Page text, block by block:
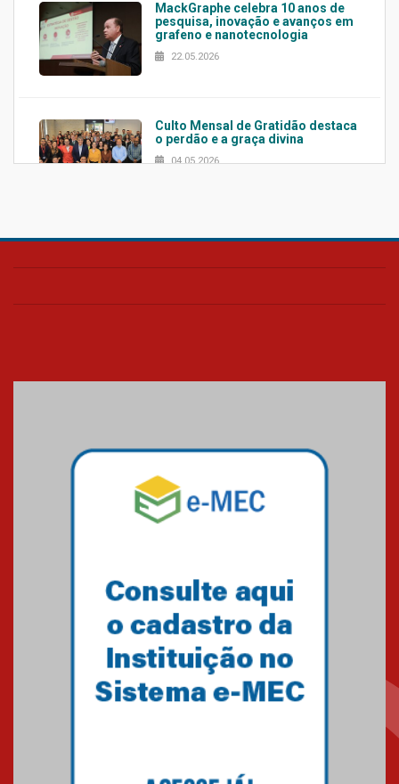
MackGraphe celebra 10 anos de
pesquisa, inovação e avanços em
grafeno e nanotecnologia
22.05.2026
Culto Mensal de Gratidão destaca
o perdão e a graça divina
04.05.2026
Confira como foi o culto mensal
Mackenzie mobiliza campanha
solidária para apoiar famílias em
Minas Gerais
Primeiro culto do ano ressalta o
27.02.2026